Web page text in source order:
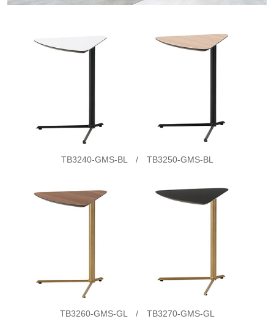
TB3240-GMS-BL / TB3250-GMS-BL
TB3260-GMS-GL / TB3270-GMS-GL